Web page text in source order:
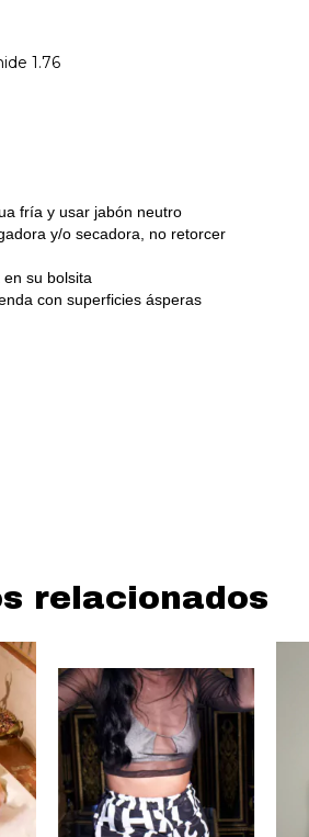
1.76
fría y usar jabón neutro
y/o secadora, no retorcer
su bolsita
con superficies ásperas
relacionados